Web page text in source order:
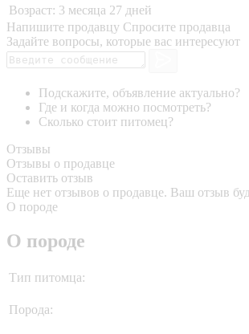
Возраст: 3 месяца 27 дней
Напишите продавцу Спросите продавца
Задайте вопросы, которые вас интересуют
Подскажите, объявление актуально?
Где и когда можно посмотреть?
Сколько стоит питомец?
Отзывы
Отзывы о продавце
Оставить отзыв
Еще нет отзывов о продавце. Ваш отзыв
О породе
О породе
Тип питомца:
Порода: